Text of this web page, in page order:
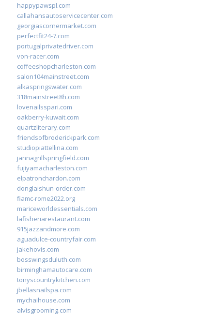
happypawspl.com
callahansautoservicecenter.com
georgiascornermarket.com
perfectfit24-7.com
portugalprivatedriver.com
von-racer.com
coffeeshopcharleston.com
salon104mainstreet.com
alkaspringswater.com
318mainstreet8h.com
lovenailsspari.com
oakberry-kuwait.com
quartzliterary.com
friendsofbroderickpark.com
studiopiattellina.com
jannagrillspringfield.com
fujiyamacharleston.com
elpatronchardon.com
donglaishun-order.com
fiamc-rome2022.org
mariceworldessentials.com
lafisheriarestaurant.com
915jazzandmore.com
aguadulce-countryfair.com
jakehovis.com
bosswingsduluth.com
birminghamautocare.com
tonyscountrykitchen.com
jbellasnailspa.com
mychaihouse.com
alvisgrooming.com